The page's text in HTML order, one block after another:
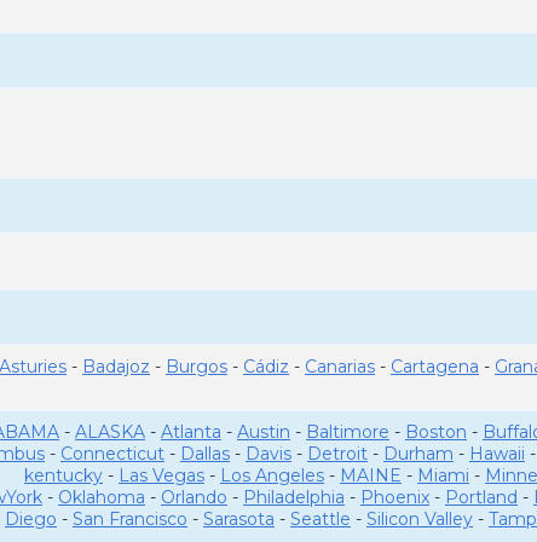
Asturies - Badajoz - Burgos - Cádiz - Canarias - Cartagena -
- ALASKA - Atlanta - Austin - Baltimore - Boston -
- Connecticut - Dallas - Davis - Detroit - Durham - Hawaii -
kentucky - Las Vegas - Los Angeles - MAINE - Miami -
- Oklahoma - Orlando - Philadelphia - Phoenix - Portland -
Diego - San Francisco - Sarasota - Seattle - Silicon Valley -